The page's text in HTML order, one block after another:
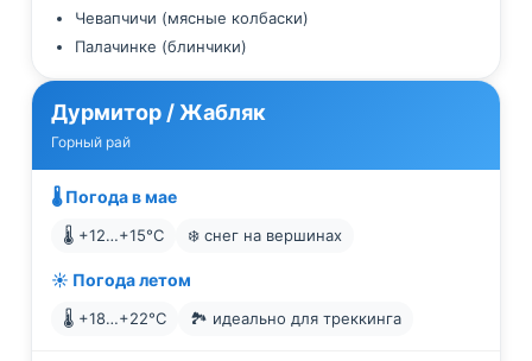
Чевапчичи (мясные колбаски)
Палачинке (блинчики)
Дурмитор / Жабляк
Горный рай
🌡️ Погода в мае
🌡️ +12…+15°C ❄️ снег на вершинах
☀️ Погода летом
🌡️ +18…+22°C 🏞️ идеально для треккинга